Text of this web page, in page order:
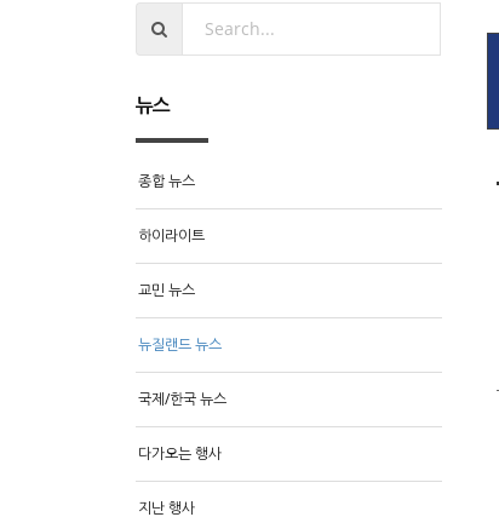
뉴스
종합 뉴스
하이라이트
교민 뉴스
뉴질랜드 뉴스
국제/한국 뉴스
다가오는 행사
지난 행사